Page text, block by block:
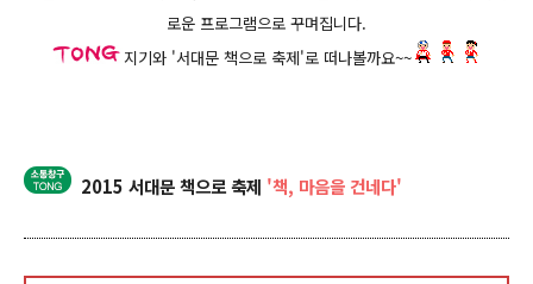
로운 프로그램으로 꾸며집니다.
지기와 '서대문 책으로 축제'로 떠나볼까요~~
2015 서대문 책으로 축제 '책, 마음을 건네다'